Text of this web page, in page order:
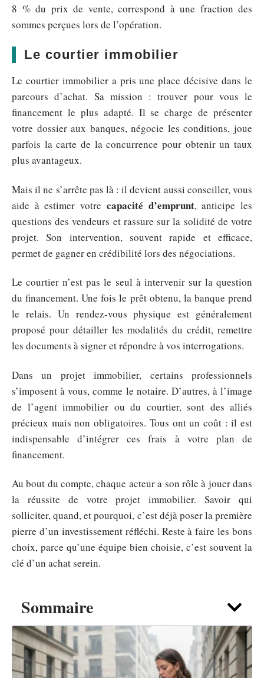
Sommaire
8 % du prix de vente, correspond à une fraction des
sommes perçues lors de l’opération.
Le courtier immobilier
Le courtier immobilier a pris une place décisive dans le
parcours d’achat. Sa mission : trouver pour vous le
financement le plus adapté. Il se charge de présenter
votre dossier aux banques, négocie les conditions, joue
parfois la carte de la concurrence pour obtenir un taux
plus avantageux.
Mais il ne s’arrête pas là : il devient aussi conseiller, vous
aide à estimer votre capacité d’emprunt, anticipe les
questions des vendeurs et rassure sur la solidité de votre
projet. Son intervention, souvent rapide et efficace,
permet de gagner en crédibilité lors des négociations.
Le courtier n’est pas le seul à intervenir sur la question
du financement. Une fois le prêt obtenu, la banque prend
le relais. Un rendez-vous physique est généralement
proposé pour détailler les modalités du crédit, remettre
les documents à signer et répondre à vos interrogations.
Dans un projet immobilier, certains professionnels
s’imposent à vous, comme le notaire. D’autres, à l’image
de l’agent immobilier ou du courtier, sont des alliés
précieux mais non obligatoires. Tous ont un coût : il est
indispensable d’intégrer ces frais à votre plan de
financement.
Au bout du compte, chaque acteur a son rôle à jouer dans
la réussite de votre projet immobilier. Savoir qui
solliciter, quand, et pourquoi, c’est déjà poser la première
pierre d’un investissement réfléchi. Reste à faire les bons
choix, parce qu’une équipe bien choisie, c’est souvent la
clé d’un achat serein.